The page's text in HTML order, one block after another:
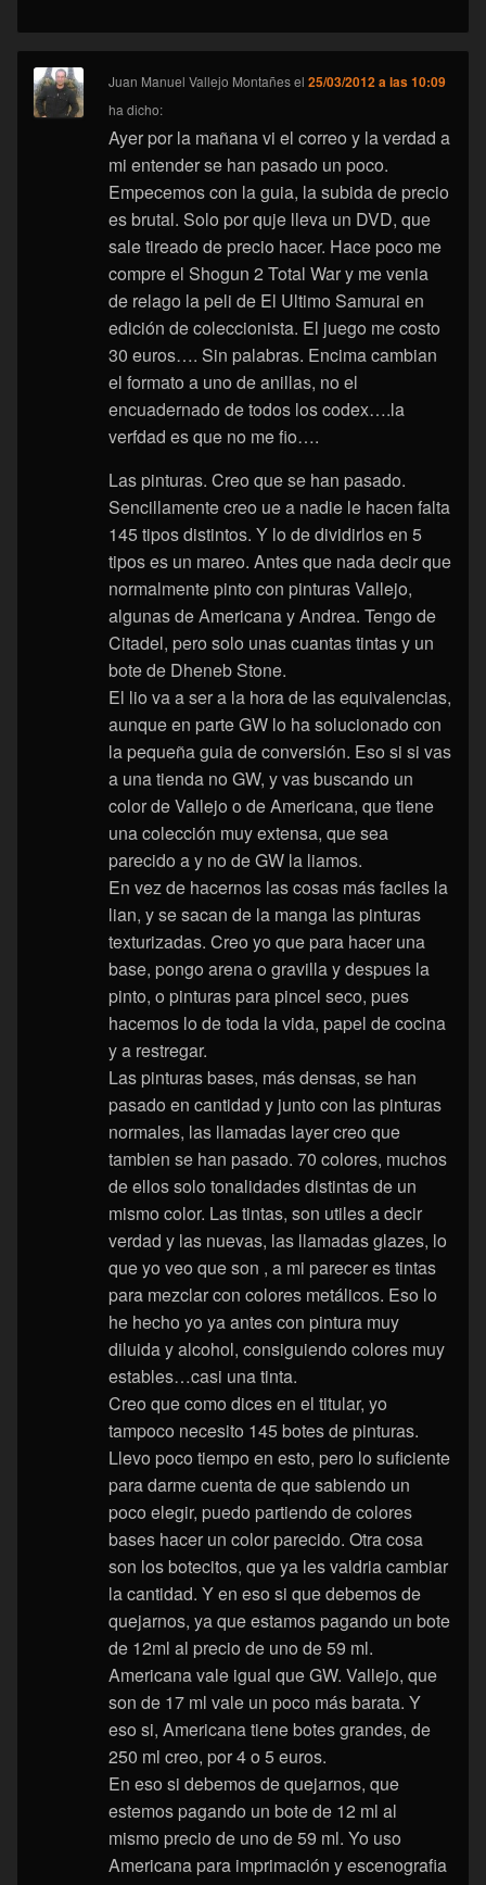
Juan Manuel Vallejo Montañesel25/03/2012 a las 10:09
ha dicho:
Ayer por la mañana vi el correo y la verdad a
mi entender se han pasado un poco.
Empecemos con la guia, la subida de precio
es brutal. Solo por quje lleva un DVD, que
sale tireado de precio hacer. Hace poco me
compre el Shogun 2 Total War y me venia
de relago la peli de El Ultimo Samurai en
edición de coleccionista. El juego me costo
30 euros…. Sin palabras. Encima cambian
el formato a uno de anillas, no el
encuadernado de todos los codex….la
verfdad es que no me fio….
Las pinturas. Creo que se han pasado.
Sencillamente creo ue a nadie le hacen falta
145 tipos distintos. Y lo de dividirlos en 5
tipos es un mareo. Antes que nada decir que
normalmente pinto con pinturas Vallejo,
algunas de Americana y Andrea. Tengo de
Citadel, pero solo unas cuantas tintas y un
bote de Dheneb Stone.
El lio va a ser a la hora de las equivalencias,
aunque en parte GW lo ha solucionado con
la pequeña guia de conversión. Eso si si vas
a una tienda no GW, y vas buscando un
color de Vallejo o de Americana, que tiene
una colección muy extensa, que sea
parecido a y no de GW la liamos.
En vez de hacernos las cosas más faciles la
lian, y se sacan de la manga las pinturas
texturizadas. Creo yo que para hacer una
base, pongo arena o gravilla y despues la
pinto, o pinturas para pincel seco, pues
hacemos lo de toda la vida, papel de cocina
y a restregar.
Las pinturas bases, más densas, se han
pasado en cantidad y junto con las pinturas
normales, las llamadas layer creo que
tambien se han pasado. 70 colores, muchos
de ellos solo tonalidades distintas de un
mismo color. Las tintas, son utiles a decir
verdad y las nuevas, las llamadas glazes, lo
que yo veo que son , a mi parecer es tintas
para mezclar con colores metálicos. Eso lo
he hecho yo ya antes con pintura muy
diluida y alcohol, consiguiendo colores muy
estables…casi una tinta.
Creo que como dices en el titular, yo
tampoco necesito 145 botes de pinturas.
Llevo poco tiempo en esto, pero lo suficiente
para darme cuenta de que sabiendo un
poco elegir, puedo partiendo de colores
bases hacer un color parecido. Otra cosa
son los botecitos, que ya les valdria cambiar
la cantidad. Y en eso si que debemos de
quejarnos, ya que estamos pagando un bote
de 12ml al precio de uno de 59 ml.
Americana vale igual que GW. Vallejo, que
son de 17 ml vale un poco más barata. Y
eso si, Americana tiene botes grandes, de
250 ml creo, por 4 o 5 euros.
En eso si debemos de quejarnos, que
estemos pagando un bote de 12 ml al
mismo precio de uno de 59 ml. Yo uso
Americana para imprimación y escenografia